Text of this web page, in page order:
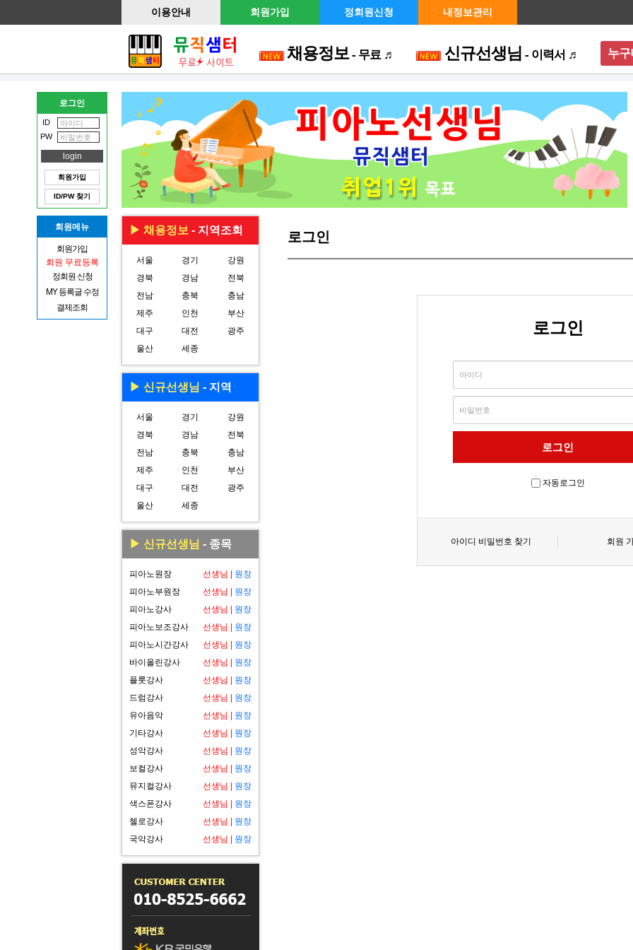
이용안내 회원가입 정회원신청 내정보관리
채용정보- 무료 ♬ 신규선생님 - 이력서 ♬ 누
▶ 채용정보 - 지역조회
서울 경기
강원
경북
경남
전북
전남
충북
충남
제주
인천
부산
대구
대전
광주
울산
세종
▶ 신규선생님 - 지역
서울 경기
강원
경북
경남
전북
전남
충북
충남
제주
인천
부산
대구
대전
광주
울산
세종
▶ 신규선생님 - 종목
피아노원장 선생님
원장
피아노부원장
선생님
원장
피아노강사
선생님
원장
피아노보조강사
선생님
원장
피아노시간강사
선생님
원장
바이올린강사
선생님
원장
플룻강사
선생님
원장
드럼강사
선생님
원장
유아음악
선생님
원장
기타강사
선생님
원장
성악강사
선생님
원장
보컬강사
선생님
원장
뮤지컬강사
선생님
원장
색스폰강사
선생님
원장
첼로강사
선생님
원장
국악강사
선생님 원장
로그인
로그인
자동로그인
아이디 비밀번호 찾기 회원
로그인
ID
PW
회원가입
ID/PW 찾기
회원메뉴
회원가입
회원 무료등록
정회원 신청
MY 등록글 수정
결제조회